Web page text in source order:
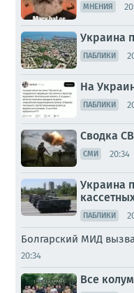
МНЕНИЯ
Украина
ПАБЛИКИ
На
ПАБЛИКИ
Сводка
СМИ 20:34
Украина
ПАБЛИКИ
Болгарский МИД
20:34
Все